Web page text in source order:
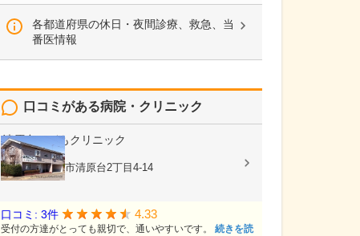
各都道府県の休日・夜間診療、救急、当
番医情報
口コミがある病院・クリニック
清原台こどもクリニック
内科, 小児科
栃木県宇都宮市清原台2丁目4-14
口コミ: 3件 4.33
受付の方達がとっても親切で、通いやすいです。 続きを読